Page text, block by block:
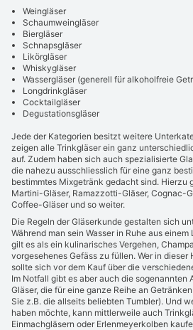
Weingläser
Schaumweingläser
Biergläser
Schnapsgläser
Likörgläser
Whiskygläser
Wassergläser (generell für alkoholfreie
Longdrinkgläser
Cocktailgläser
Degustationsgläser
Jede der Kategorien besitzt weitere
zeigen alle Trinkgläser ein ganz
auf. Zudem haben sich auch spezialisierte
die nahezu ausschliesslich für eine ganz
bestimmtes Mixgetränk gedacht sind. Hierzu
Martini-Gläser, Ramazzotti-Gläser, Cognac-
Coffee-Gläser und so weiter.
Die Regeln der Gläserkunde gestalten sich
Während man sein Wasser in Ruhe aus
gilt es als ein kulinarisches Vergehen,
vorgesehenes Gefäss zu füllen. Wer in dieser
sollte sich vor dem Kauf über die
Im Notfall gibt es aber auch die sogenannten
Gläser, die für eine ganze Reihe an
Sie z.B. die allseits beliebten Tumbler). Und
haben möchte, kann mittlerweile auch
Einmachgläsern oder Erlenmeyerkolben